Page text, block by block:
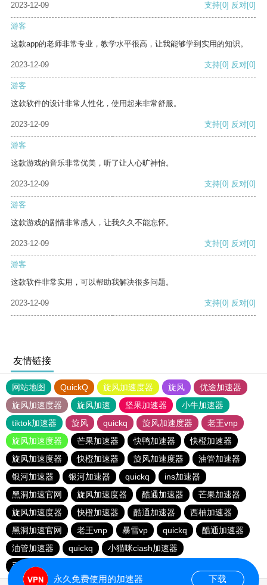
2023-12-09
支持[0] 反对[0]
游客
这款app的老师非常专业，教学水平很高，让我能够学到实用的知识。
2023-12-09 支持[0] 反对[0]
游客
这款软件的设计非常人性化，使用起来非常舒服。
2023-12-09 支持[0] 反对[0]
游客
这款游戏的音乐非常优美，听了让人心旷神怡。
2023-12-09 支持[0] 反对[0]
游客
这款游戏的剧情非常感人，让我久久不能忘怀。
2023-12-09 支持[0] 反对[0]
游客
这款软件非常实用，可以帮助我解决很多问题。
2023-12-09 支持[0] 反对[0]
友情链接
网站地图 QuickQ 旋风加速度器 旋风
优途加速器
旋风加速度器
旋风加速 坚果加速器
小牛加速器
tiktok加速器
旋风 quickq 旋风加速度器
老王vnp
旋风加速度器
芒果加速器 快鸭加速器
快橙加速器
旋风加速度器
快橙加速器 旋风加速度器
油管加速器
银河加速器
银河加速器 quickq
ins加速器
黑洞加速官网
旋风加速度器 酷通加速器
芒果加速器
旋风加速度器
快橙加速器 酷通加速器
西柚加速器
黑洞加速官网
老王vnp 暴雪vp quickq
酷通加速器
油管加速器
quickq
小猫咪ciash加速器
手机外国加速器官网
永久免费使用的加速器 下载